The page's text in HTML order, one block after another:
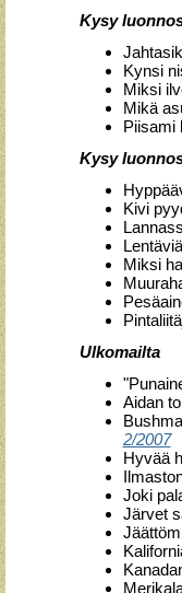
Kysy
Kynsi
Miksi
Mikä
Piisami
Kysy
Kivi
Miksi
Ulkomailta
Aidan
2/2007
Hyvää
Joki
Järvet